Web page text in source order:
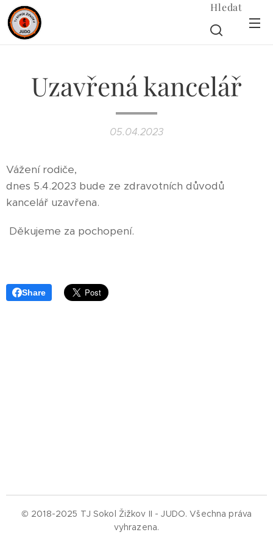
Hledat
Uzavřená kancelář
05.04.2023
Vážení rodiče,
dnes 5.4.2023 bude ze zdravotních důvodů
kancelář uzavřena.
Děkujeme za pochopení.
Share
© 2018-2025 TJ Sokol Žižkov II - JUDO. Všechna práva
vyhrazena.